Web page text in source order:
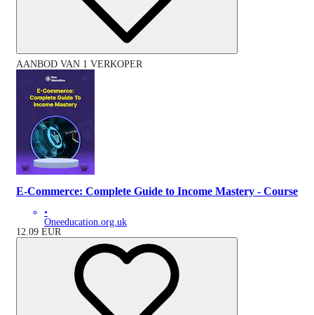
AANBOD VAN 1 VERKOPER
E-Commerce: Complete Guide to Income Mastery - Course
•
Oneeducation.org.uk
12.09 EUR